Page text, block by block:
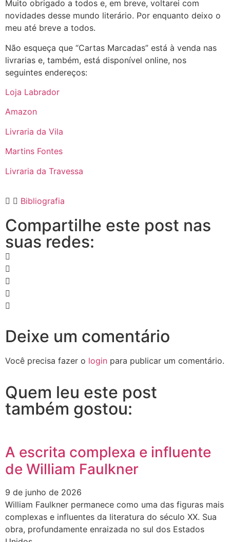
Muito obrigado a todos e, em breve, voltarei com
novidades desse mundo literário. Por enquanto deixo o
meu até breve a todos.
Não esqueça que “Cartas Marcadas” está à venda nas
livrarias e, também, está disponível online, nos
seguintes endereços:
Loja Labrador
Amazon
Livraria da Vila
Martins Fontes
Livraria da Travessa
Bibliografia
Compartilhe este post nas
suas redes:
Deixe um comentário
Você precisa fazer o login para publicar um comentário.
Quem leu este post
também gostou:
A escrita complexa e influente
de William Faulkner
9 de junho de 2026
William Faulkner permanece como uma das figuras mais
complexas e influentes da literatura do século XX. Sua
obra, profundamente enraizada no sul dos Estados